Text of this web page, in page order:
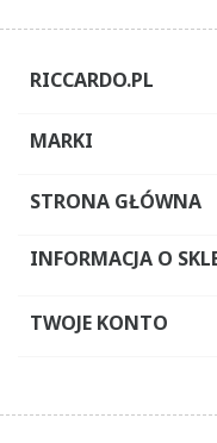
RICCARDO.PL
MARKI
STRONA GŁÓWNA
INFORMACJA O
TWOJE KONTO